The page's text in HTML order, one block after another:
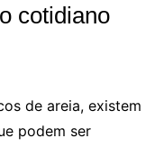
cotidiano
de areia, existem
podem ser